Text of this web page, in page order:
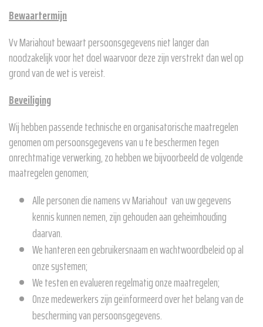
Bewaartermijn
Vv Mariahout bewaart persoonsgegevens niet langer dan
noodzakelijk voor het doel waarvoor deze zijn verstrekt dan wel op
grond van de wet is vereist.
Beveiliging
Wij hebben passende technische en organisatorische maatregelen
genomen om persoonsgegevens van u te beschermen tegen
onrechtmatige verwerking, zo hebben we bijvoorbeeld de volgende
maatregelen genomen;
Alle personen die namens vv Mariahout van uw gegevens
kennis kunnen nemen, zijn gehouden aan geheimhouding
daarvan.
We hanteren een gebruikersnaam en wachtwoordbeleid op al
onze systemen;
We testen en evalueren regelmatig onze maatregelen;
Onze medewerkers zijn geïnformeerd over het belang van de
bescherming van persoonsgegevens.